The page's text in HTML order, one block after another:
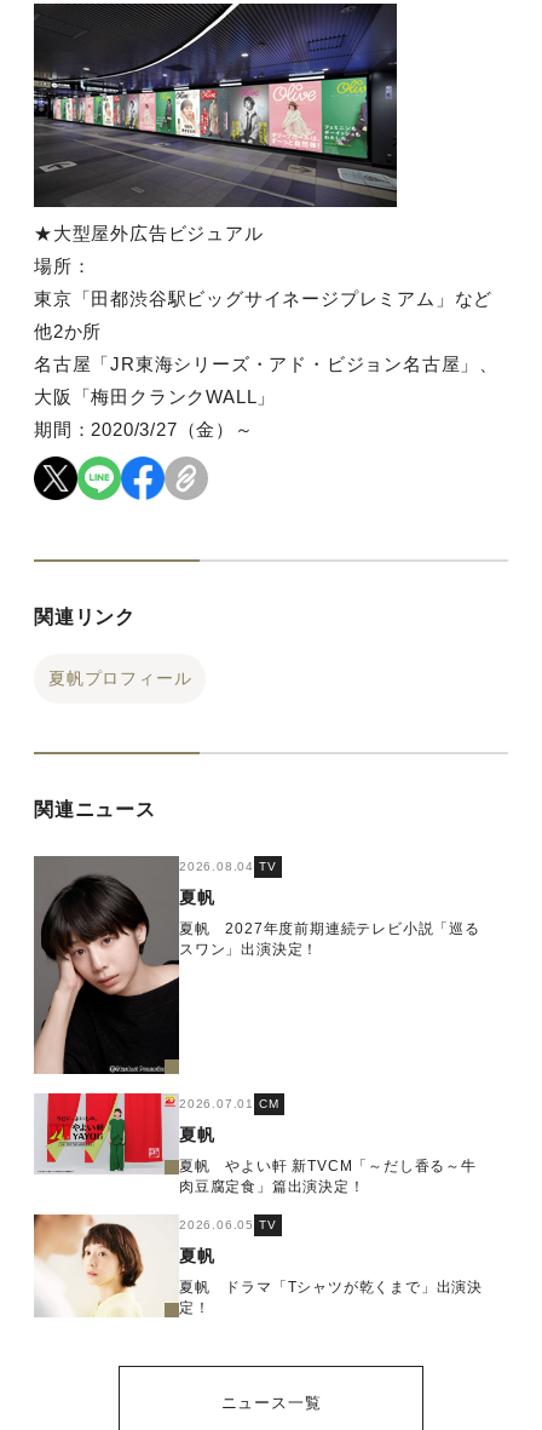
★大型屋外広告ビジュアル
場所：
東京「田都渋谷駅ビッグサイネージプレミアム」など
他2か所
名古屋「JR東海シリーズ・アド・ビジョン名古屋」、
大阪「梅田クランクWALL」
期間：2020/3/27（金）～
関連リンク
夏帆プロフィール
関連ニュース
2026.08.04 TV
夏帆
夏帆 2027年度前期連続テレビ小説「巡る
スワン」出演決定！
2026.07.01 CM
夏帆
夏帆 やよい軒 新TVCM「～だし香る～牛
肉豆腐定食」篇出演決定！
2026.06.05 TV
夏帆
夏帆 ドラマ「Tシャツが乾くまで」出演決
定！
ニュース一覧